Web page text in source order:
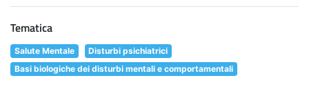
Tematica
Salute Mentale
Disturbi psichiatrici
Basi biologiche dei disturbi mentali e comportamentali